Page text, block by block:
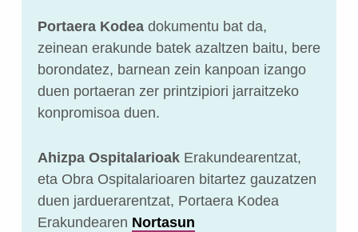
Portaera Kodeadokumentu bat da,
zeinean erakunde batek azaltzen baitu, bere
borondatez, barnean zein kanpoan izango
duen portaeran zer printzipiori jarraitzeko
konpromisoa duen.
Ahizpa OspitalarioakErakundearentzat,
eta Obra Ospitalarioaren bitartez gauzatzen
duen jarduerarentzat, Portaera Kodea
Erakundearen Nortasun